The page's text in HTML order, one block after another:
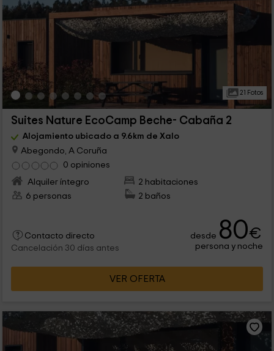
21 Fotos
Suites Nature EcoCamp Beche- Cabaña 2
Alojamiento ubicado a 9.6km de Xalo
Abegondo, A Coruña
0 opiniones
Alquiler íntegro
2 habitaciones
6 personas
2 baños
Contacto directo
Cancelación 30 días antes
desde 80€
persona y noche
VER OFERTA